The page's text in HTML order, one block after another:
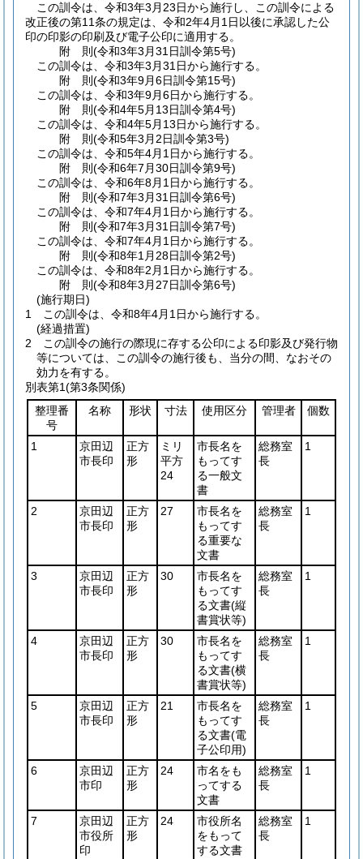
この訓令は、令和3年3月23日から施行し、この訓令による
改正後の第11条の規定は、令和2年4月1日以後に承認した公
印の印影の印刷及び電子公印に適用する。
附 則(令和3年3月31日訓令第5号)
この訓令は、令和3年3月31日から施行する。
附 則(令和3年9月6日訓令第15号)
この訓令は、令和3年9月6日から施行する。
附 則(令和4年5月13日訓令第4号)
この訓令は、令和4年5月13日から施行する。
附 則(令和5年3月2日訓令第3号)
この訓令は、令和5年4月1日から施行する。
附 則(令和6年7月30日訓令第9号)
この訓令は、令和6年8月1日から施行する。
附 則(令和7年3月31日訓令第6号)
この訓令は、令和7年4月1日から施行する。
附 則(令和7年3月31日訓令第7号)
この訓令は、令和7年4月1日から施行する。
附 則(令和8年1月28日訓令第2号)
この訓令は、令和8年2月1日から施行する。
附 則(令和8年3月27日訓令第6号)
(施行期日)
1
この訓令は、令和8年4月1日から施行する。
(経過措置)
2
この訓令の施行の際現に存する公印による印影及び発行物
等については、この訓令の施行後も、当分の間、なおその
効力を有する。
別表第1(第3条関係)
整理番
号
名称 形状 寸法 使用区分 管理者 個数
1
京田辺
市長印
正方
形
ミリ
平方
24
市長名を
もってす
る一般文
書
総務室
長
1
2
京田辺
市長印
正方
形
27
市長名を
もってす
る重要な
文書
総務室
長
1
3
京田辺
市長印
正方
形
30
市長名を
もってす
る文書(縦
書賞状等)
総務室
長
1
4
京田辺
市長印
正方
形
30
市長名を
もってす
る文書(横
書賞状等)
総務室
長
1
5
京田辺
市長印
正方
形
21
市長名を
もってす
る文書(電
子公印用)
総務室
長
1
6
京田辺
市印
正方
形
24
市名をも
ってする
文書
総務室
長
1
7
京田辺
市役所
印
正方
形
24
市役所名
をもって
する文書
総務室
長
1